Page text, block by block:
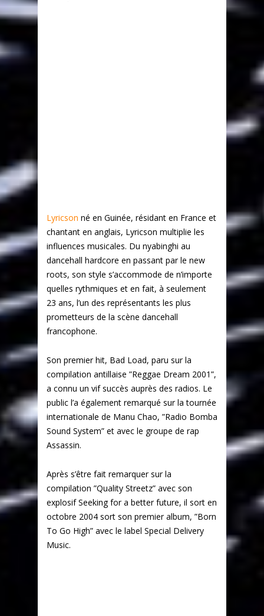
Lyricson né en Guinée, résidant en France et
chantant en anglais, Lyricson multiplie les
influences musicales. Du nyabinghi au
dancehall hardcore en passant par le new
roots, son style s’accommode de n’importe
quelles rythmiques et en fait, à seulement
23 ans, l’un des représentants les plus
prometteurs de la scène dancehall
francophone.
Son premier hit, Bad Load, paru sur la
compilation antillaise ”Reggae Dream 2001”,
a connu un vif succès auprès des radios. Le
public l’a également remarqué sur la tournée
internationale de Manu Chao, ”Radio Bomba
Sound System” et avec le groupe de rap
Assassin.
Après s’être fait remarquer sur la
compilation ”Quality Streetz” avec son
explosif Seeking for a better future, il sort en
octobre 2004 sort son premier album, ”Born
To Go High” avec le label Special Delivery
Music.